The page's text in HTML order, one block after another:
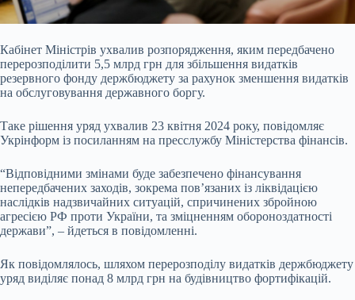
Кабінет Міністрів ухвалив розпорядження, яким передбачено
перерозподілити 5,5 млрд грн для збільшення видатків
резервного фонду держбюджету за рахунок зменшення видатків
на обслуговування державного боргу.
Таке рішення уряд ухвалив 23 квітня 2024 року, повідомляє
Укрінформ із посиланням на пресслужбу Міністерства фінансів.
“Відповідними змінами буде забезпечено фінансування
непередбачених заходів, зокрема пов’язаних із ліквідацією
наслідків надзвичайних ситуацій, спричинених збройною
агресією РФ проти України, та зміцненням обороноздатності
держави”, – йдеться в повідомленні.
Як повідомлялось, шляхом перерозподілу видатків держбюджету
уряд виділяє понад 8 млрд грн на будівництво фортифікацій.